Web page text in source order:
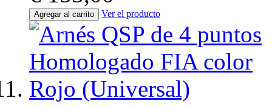
Agregar al carrito Ver el producto